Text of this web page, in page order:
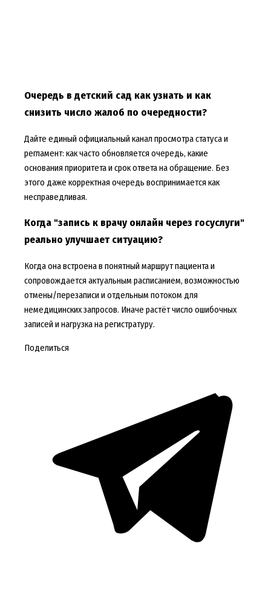
Очередь в детский сад как узнать и как
снизить число жалоб по очередности?
Дайте единый официальный канал просмотра статуса и
регламент: как часто обновляется очередь, какие
основания приоритета и срок ответа на обращение. Без
этого даже корректная очередь воспринимается как
несправедливая.
Когда "запись к врачу онлайн через госуслуги"
реально улучшает ситуацию?
Когда она встроена в понятный маршрут пациента и
сопровождается актуальным расписанием, возможностью
отмены/перезаписи и отдельным потоком для
немедицинских запросов. Иначе растёт число ошибочных
записей и нагрузка на регистратуру.
Поделиться